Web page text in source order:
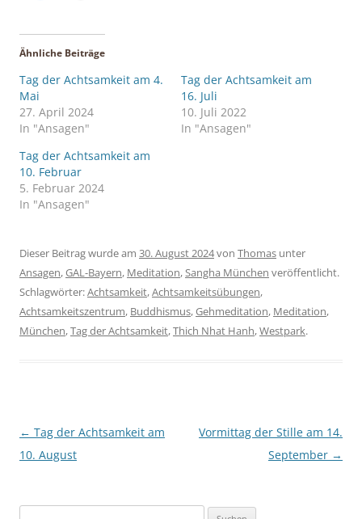
Ähnliche Beiträge
Tag der Achtsamkeit am 4.
Mai
27. April 2024
In "Ansagen"
Tag der Achtsamkeit am
16. Juli
10. Juli 2022
In "Ansagen"
Tag der Achtsamkeit am
10. Februar
5. Februar 2024
In "Ansagen"
Dieser Beitrag wurde am 30. August 2024von Thomas unter
Ansagen,GAL-Bayern, Meditation,Sangha München veröffentlicht.
Schlagwörter:Achtsamkeit,Achtsamkeitsübungen,
Achtsamkeitszentrum, Buddhismus,Gehmeditation, Meditation,
München,Tag der Achtsamkeit,Thich Nhat Hanh,Westpark.
Beitragsnavigation
← Tag der Achtsamkeit am
10. August
Vormittag der Stille am 14.
September →